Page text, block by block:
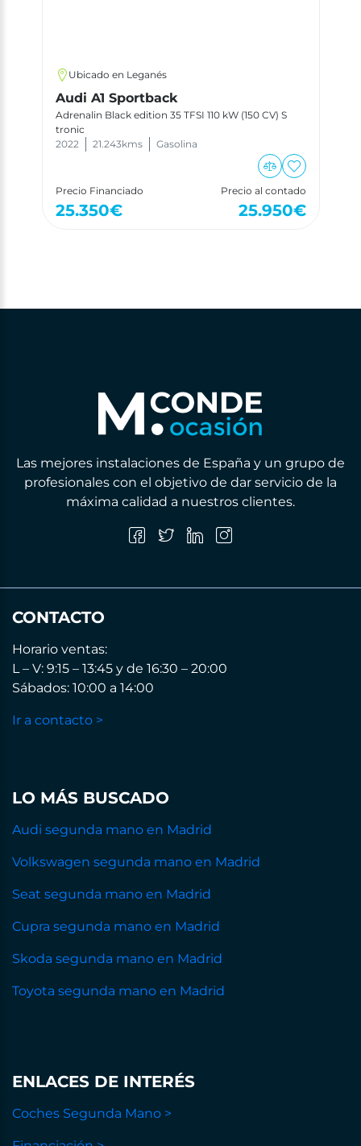
Ubicado en Leganés
Audi A1 Sportback
Adrenalin Black edition 35 TFSI 110 kW (150 CV) S
tronic
2022
21.243kms Gasolina
Precio Financiado
25.350€
Precio al contado
25.950€
Las mejores instalaciones de España y un grupo de
profesionales con el objetivo de dar servicio de la
máxima calidad a nuestros clientes.
CONTACTO
Horario ventas:
L – V: 9:15 – 13:45 y de 16:30 – 20:00
Sábados: 10:00 a 14:00
Ir a contacto >
LO MÁS BUSCADO
Audi segunda mano en Madrid
Volkswagen segunda mano en Madrid
Seat segunda mano en Madrid
Cupra segunda mano en Madrid
Skoda segunda mano en Madrid
Toyota segunda mano en Madrid
ENLACES DE INTERÉS
Coches Segunda Mano >